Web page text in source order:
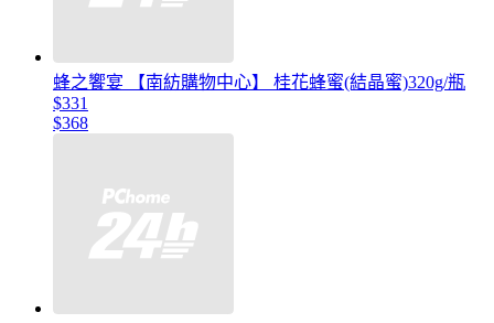
蜂之饗宴 【南紡購物中心】 桂花蜂蜜(結晶蜜)320g/瓶
$331
$368